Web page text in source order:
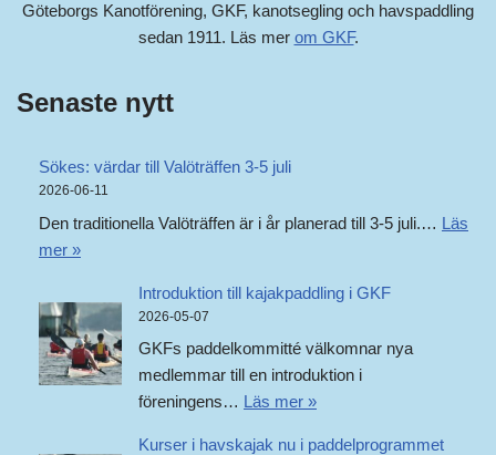
Göteborgs Kanotförening, GKF, kanotsegling och havspaddling
sedan 1911. Läs mer om GKF.
Senaste nytt
Sökes: värdar till Valöträffen 3-5 juli
2026-06-11
Den traditionella Valöträffen är i år planerad till 3-5 juli.… Läs
mer »
Introduktion till kajakpaddling i GKF
2026-05-07
GKFs paddelkommitté välkomnar nya
medlemmar till en introduktion i
föreningens… Läs mer »
Kurser i havskajak nu i paddelprogrammet